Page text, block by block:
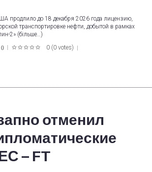
продлило до 18 декабря 2026 года лицензию,
транспортировке нефти, добытой в рамках
2» (більше…)
0 0 (0 votes)
отменил
– FT